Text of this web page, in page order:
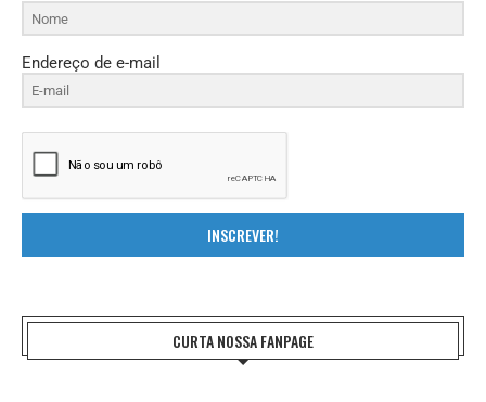
Endereço de e-mail
INSCREVER!
CURTA NOSSA FANPAGE